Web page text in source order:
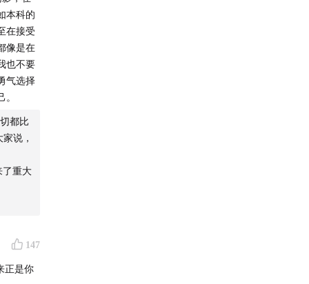
本科的
在接受
像是在
也不要
气选择
都比
说，
了重大
147